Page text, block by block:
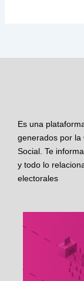
Es una
generados por la
Social. Te
y todo lo
electorales